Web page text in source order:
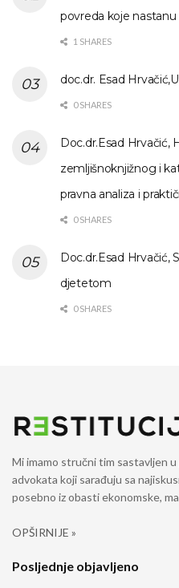
povreda koje nastanu
1 SHARES
doc.dr. Esad
0 SHARES
Doc.dr.Esad Hrvačić,
zemljišnoknjižnog i
pravna analiza i
0 SHARES
Doc.dr.Esad Hrvačić,
djetetom
0 SHARES
Mi imamo stručni tim sastavljen
advokata koji sarađuju sa
posebno iz obasti ekonomske,
OPŠIRNIJE »
Posljednje objavljeno